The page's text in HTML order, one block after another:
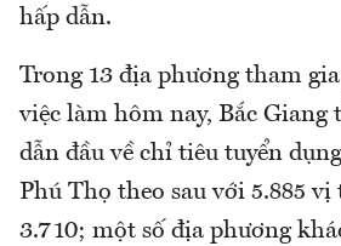
hấp dẫn.
Trong 13 địa phương tham
việc làm hôm nay, Bắc Giang
dẫn đầu về chỉ tiêu tuyển
Phú Thọ theo sau với 5.885
3.710; một số địa phương